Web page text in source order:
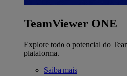
TeamViewer ONE
Explore todo o potencial do
plataforma.
Saiba mais